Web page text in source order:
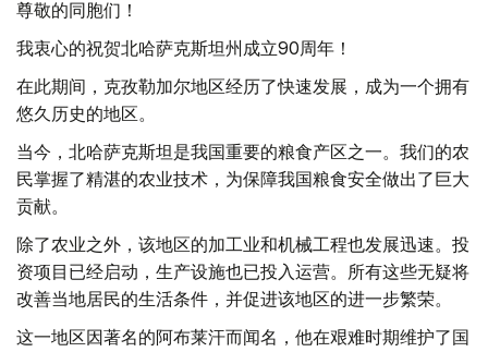
尊敬的同胞们！
我衷心的祝贺北哈萨克斯坦州成立90周年！
在此期间，克孜勒加尔地区经历了快速发展，成为一个拥有
悠久历史的地区。
当今，北哈萨克斯坦是我国重要的粮食产区之一。我们的农
民掌握了精湛的农业技术，为保障我国粮食安全做出了巨大
贡献。
除了农业之外，该地区的加工业和机械工程也发展迅速。投
资项目已经启动，生产设施也已投入运营。所有这些无疑将
改善当地居民的生活条件，并促进该地区的进一步繁荣。
这一地区因著名的阿布莱汗而闻名，他在艰难时期维护了国